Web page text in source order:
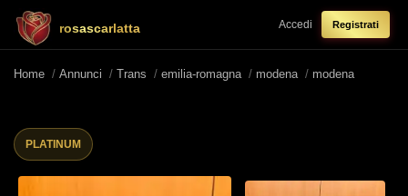
rosascarlatta Accedi Registrati
Home / Annunci / Trans / emilia-romagna / modena / modena
PLATINUM